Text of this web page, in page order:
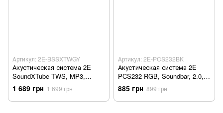
Артикул: 2E-BSSXTWGY
Акустическая система 2E
SoundXTube TWS, MP3,
Wireless, Waterproof Grey 2E-
BSSXTWGY - Уцінка
1 689 грн 1 699 грн
Артикул: 2E-PCS232BK
Акустическая система 2E
PCS232 RGB, Soundbar, 2.0,
USB, Black - Уцінка
885 грн 899 грн